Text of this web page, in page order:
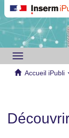
Toggle
navigation
Accueil iPubli